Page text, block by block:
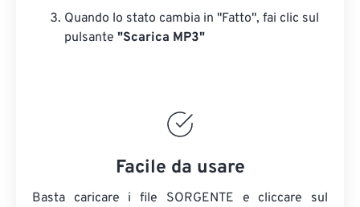
Quando lo stato cambia in "Fatto", fai clic sul
pulsante "Scarica MP3"
Facile da usare
Basta caricare i file SORGENTE e cliccare sul